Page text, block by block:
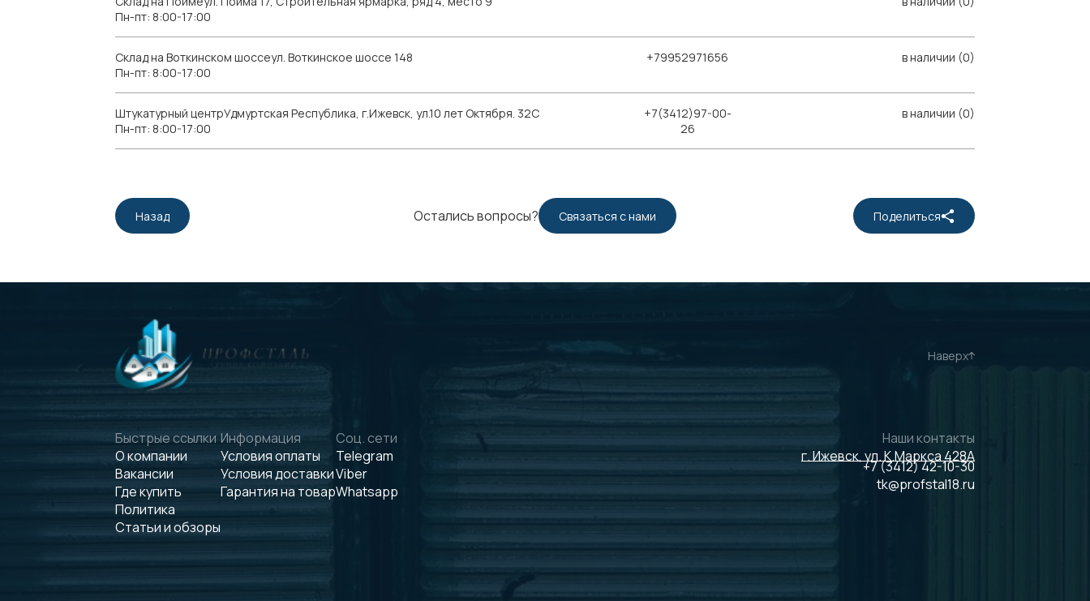
Пн-пт: 8:00-17:00
Склад на Воткинском шоссеул. Воткинское шоссе 148
Пн-пт: 8:00-17:00
+79952971656 в наличии (0)
Штукатурный центрУдмуртская Республика, г.Ижевск, ул.10 лет Октября. 32С
Пн-пт: 8:00-17:00
+7(3412)97-00-
26
в наличии (0)
Остались вопросы? Связаться с нами
Назад Поделиться
Наверх
Быстрые ссылки
О компании
Вакансии
Где купить
Политика
Статьи и обзоры
Информация
Условия оплаты
Условия доставки
Гарантия на товар
Соц. сети
Telegram
Viber
Whatsapp
Наши контакты
г. Ижевск, ул. К.Маркса 428А
+7 (3412) 42-10-30
tk@profstal18.ru